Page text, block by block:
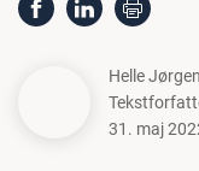
Helle
31. maj